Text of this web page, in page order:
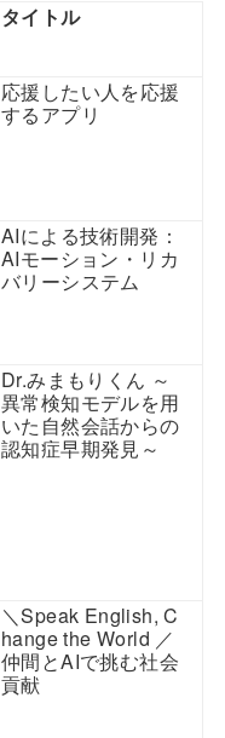
タイトル
応援したい人を応援
するアプリ
AIによる技術開発：
AIモーション・リカ
バリーシステム
Dr.みまもりくん ～
異常検知モデルを用
いた自然会話からの
認知症早期発見～
＼Speak English, C
hange the World ／
仲間とAIで挑む社会
貢献